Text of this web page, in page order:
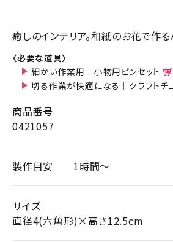
meeting_room ログイン
癒しのインテリア。和紙のお花で作る
〈必要な道具〉
細かい作業用｜小物用ピンセット
切る作業が快適になる｜クラフトチ
商品番号
0421057
製作目安 1時間～
サイズ
直径4(六角形)×高さ12.5cm